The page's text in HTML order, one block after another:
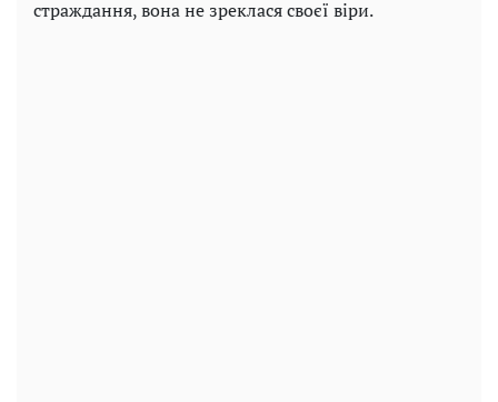
страждання, вона не зреклася своєї віри.